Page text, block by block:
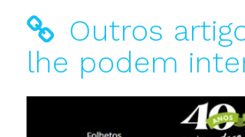
Outros
lhe podem